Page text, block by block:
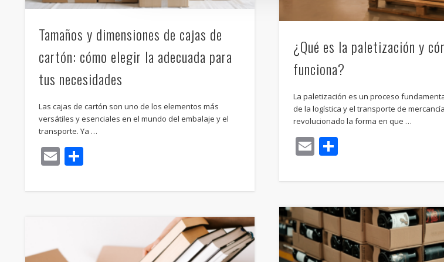
Tamaños y dimensiones de cajas de
cartón: cómo elegir la adecuada para
tus necesidades
Las cajas de cartón son uno de los elementos más
versátiles y esenciales en el mundo del embalaje y el
transporte. Ya …
Email
¿Qué es la paletización y
funciona?
La paletización es un proceso
de la logística y el transporte de
revolucionado la forma en que …
EmailCompartir